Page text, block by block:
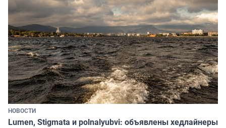
НОВОСТИ
Lumen, Stigmata и polnalyubvi: объявлены хедлайнеры